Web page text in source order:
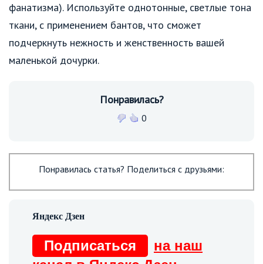
фанатизма). Используйте однотонные, светлые тона
ткани, с применением бантов, что сможет
подчеркнуть нежность и женственность вашей
маленькой дочурки.
Понравилась?
0
Понравилась статья? Поделиться с друзьями:
Подписаться
на наш